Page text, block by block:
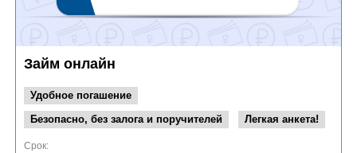
Займ онлайн
Удобное погашение
Безопасно, без залога и поручителей
Легкая анкета!
Срок: